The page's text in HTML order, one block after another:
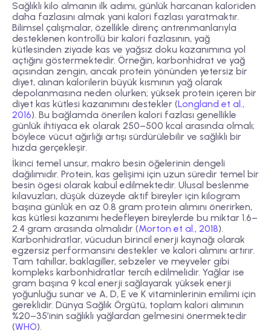
Sağlıklı kilo almanın ilk adımı, günlük harcanan kaloriden
daha fazlasını almak yani kalori fazlası yaratmaktır.
Bilimsel çalışmalar, özellikle direnç antrenmanlarıyla
desteklenen kontrollü bir kalori fazlasının, yağ
kütlesinden ziyade kas ve yağsız doku kazanımına yol
açtığını göstermektedir. Örneğin, karbonhidrat ve yağ
açısından zengin, ancak protein yönünden yetersiz bir
diyet, alınan kalorilerin büyük kısmının yağ olarak
depolanmasına neden olurken; yüksek protein içeren bir
diyet kas kütlesi kazanımını destekler (Longland et al.,
2016). Bu bağlamda önerilen kalori fazlası genellikle
günlük ihtiyaca ek olarak 250–500 kcal arasında olmalı;
böylece vücut ağırlığı artışı sürdürülebilir ve sağlıklı bir
hızda gerçekleşir.
İkinci temel unsur, makro besin öğelerinin dengeli
dağılımıdır. Protein, kas gelişimi için uzun süredir temel bir
besin ögesi olarak kabul edilmektedir. Ulusal beslenme
kılavuzları, düşük düzeyde aktif bireyler için kilogram
başına günlük en az 0.8 gram protein alımını önerirken,
kas kütlesi kazanımı hedefleyen bireylerde bu miktar 1.6–
2.4 gram arasında olmalıdır (Morton et al., 2018).
Karbonhidratlar, vücudun birincil enerji kaynağı olarak
egzersiz performansını destekler ve kalori alımını artırır.
Tam tahıllar, baklagiller, sebzeler ve meyveler gibi
kompleks karbonhidratlar tercih edilmelidir. Yağlar ise
gram başına 9 kcal enerji sağlayarak yüksek enerji
yoğunluğu sunar ve A, D, E ve K vitaminlerinin emilimi için
gereklidir. Dünya Sağlık Örgütü, toplam kalori alımının
%20–35’inin sağlıklı yağlardan gelmesini önermektedir
(WHO).